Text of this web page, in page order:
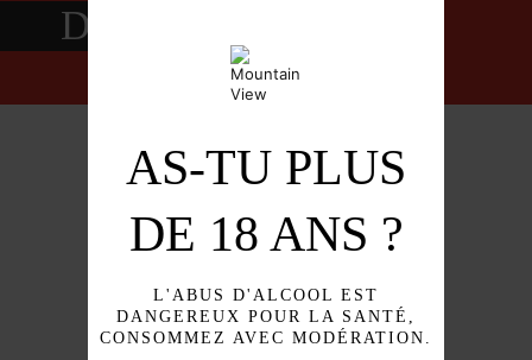
DISPONIBILITÉ
AS-TU PLUS
DE 18 ANS ?
L'ABUS D'ALCOOL EST
DANGEREUX POUR LA SANTÉ,
CONSOMMEZ AVEC MODÉRATION.